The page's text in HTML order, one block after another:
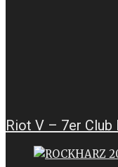
Riot V – 7er Club